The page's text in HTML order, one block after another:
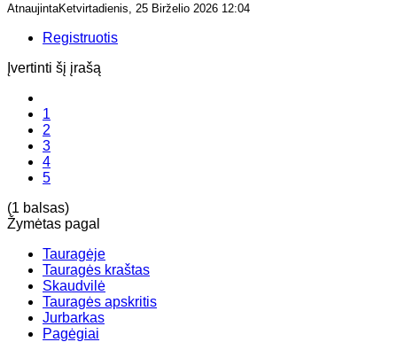
AtnaujintaKetvirtadienis, 25 Birželio 2026 12:04
Registruotis
Įvertinti šį įrašą
1
2
3
4
5
(1 balsas)
Žymėtas pagal
Tauragėje
Tauragės kraštas
Skaudvilė
Tauragės apskritis
Jurbarkas
Pagėgiai